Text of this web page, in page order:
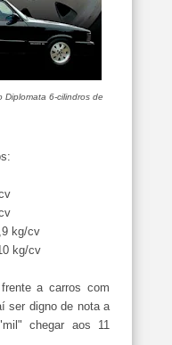
6-cilindros de
kg/cv
kg/cv
a carros com
ser digno de nota a
chegar aos 11